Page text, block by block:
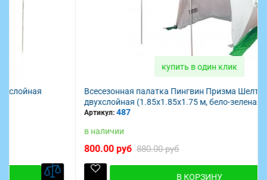
купить в один клик
Всесезонная палатка Пингвин Призма Шелтерс
двухслойная (1.85х1.85х1.75 м, бело-зеленая)
880.00 руб